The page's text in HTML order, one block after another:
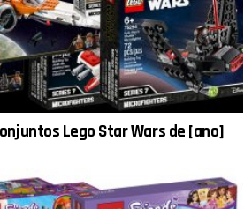
Lego Star Wars de [ano]